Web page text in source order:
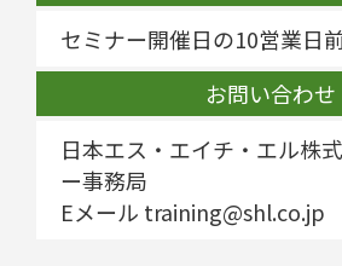
セミナー開催日の10営業日
お問い合わせ
日本エス・エイチ・エル株
ー事務局
Eメール training@shl.co.jp